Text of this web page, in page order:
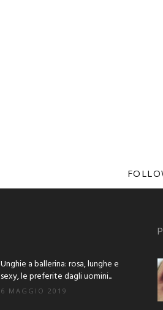
Unghie a ballerina: rosa, lunghe e
sexy, le preferite dagli uomini...
6 MAGGIO 2019